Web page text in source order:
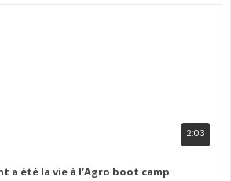
2:03
a été la vie à l’Agro boot camp